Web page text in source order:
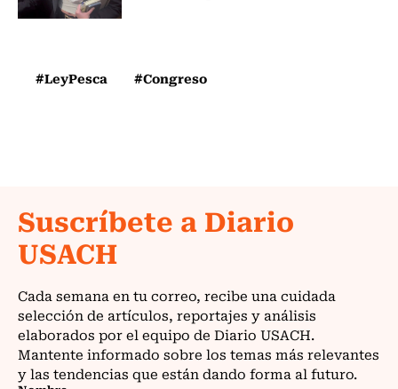
#LeyPesca #Congreso